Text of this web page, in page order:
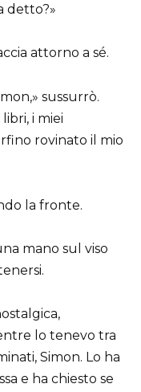
detto?»
attorno a sé.
sussurrò.
i miei
rovinato il mio
la fronte.
mano sul viso
lo tenevo tra
Simon. Lo ha
e ha chiesto se